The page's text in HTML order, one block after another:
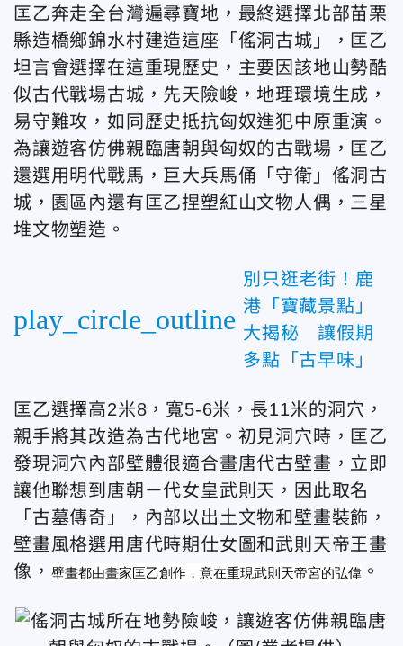
匡乙奔走全台灣遍尋寶地，最終選擇北部苗栗
縣造橋鄉錦水村建造這座「傜洞古城」，匡乙
坦言會選擇在這重現歷史，主要因該地山勢酷
似古代戰場古城，先天險峻，地理環境生成，
易守難攻，如同歷史抵抗匈奴進犯中原重演。
為讓遊客仿佛親臨唐朝與匈奴的古戰場，匡乙
還選用明代戰馬，巨大兵馬俑「守衛」傜洞古
城，園區內還有匡乙捏塑紅山文物人偶，三星
堆文物塑造。
play_circle_outline
別只逛老街！鹿
港「寶藏景點」
大揭秘 讓假期
多點「古早味」
匡乙選擇高2米8，寬5-6米，長11米的洞穴，
親手將其改造為古代地宮。初見洞穴時，匡乙
發現洞穴內部壁體很適合畫唐代古壁畫，立即
讓他聯想到唐朝ㄧ代女皇武則天，因此取名
「古墓傳奇」，內部以出土文物和壁畫裝飾，
壁畫風格選用唐代時期仕女圖和武則天帝王畫
像， 壁畫都由畫家匡乙創作，意在重現武則天帝宮的弘偉。